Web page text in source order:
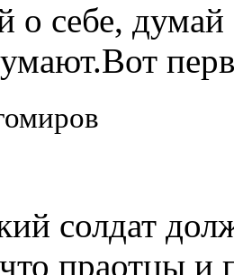
о себе,
солдат
праотцы и